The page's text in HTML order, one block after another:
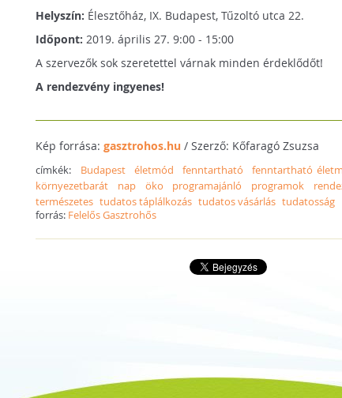
Helyszín: Élesztőház, IX. Budapest, Tűzoltó utca 22.
Időpont: 2019. április 27. 9:00 - 15:00
A szervezők sok szeretettel várnak minden érdeklődőt!
A rendezvény ingyenes!
Kép forrása:gasztrohos.hu / Szerző: Kőfaragó Zsuzsa
címkék: Budapest életmód fenntartható fenntartható
környezetbarát
nap öko programajánló programok
természetes tudatos táplálkozás tudatos vásárlás tudatosság
forrás: Felelős Gasztrohős